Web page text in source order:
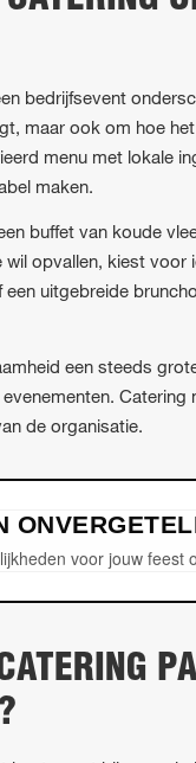
bedrijfsevent
maar ook om hoe
menu met lokale
maken.
buffet van koude
wil opvallen, kiest
uitgebreide
een steeds
de organisatie.
voor jouw feest